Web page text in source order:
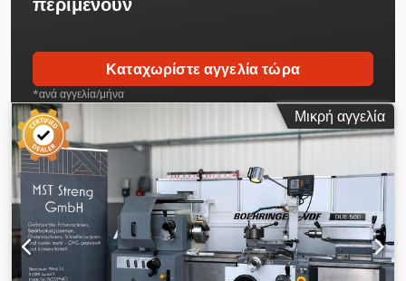
εργαλείων, - Τεκμηρίωση.
Καταχωρίστε αγγελία τώρα
*ανά αγγελία/μήνα
Μικρή αγγελία